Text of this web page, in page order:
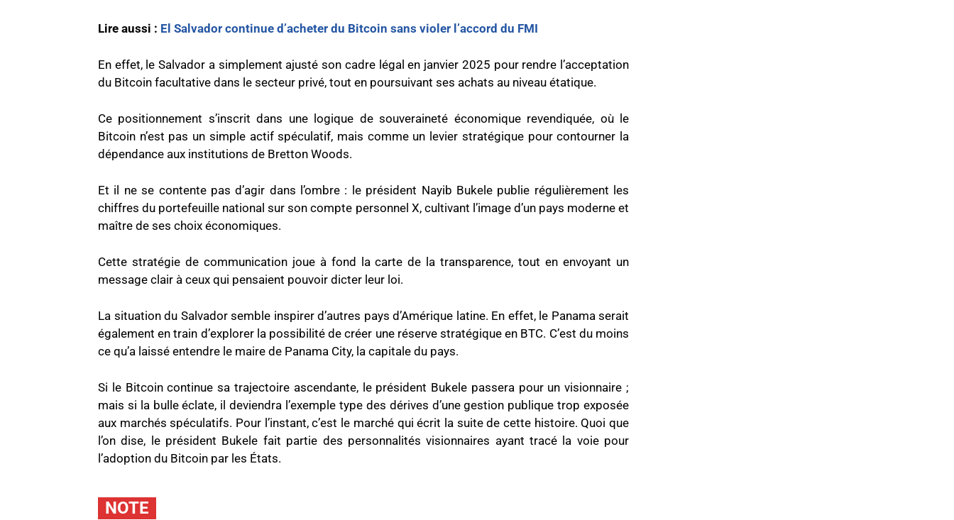
Lire aussi : El Salvador continue d’acheter du Bitcoin sans violer l’accord du FMI
En effet, le Salvador a simplement ajusté son cadre légal en janvier 2025 pour rendre l’acceptation
du Bitcoin facultative dans le secteur privé, tout en poursuivant ses achats au niveau étatique.
Ce positionnement s’inscrit dans une logique de souveraineté économique revendiquée, où le
Bitcoin n’est pas un simple actif spéculatif, mais comme un levier stratégique pour contourner la
dépendance aux institutions de Bretton Woods.
Et il ne se contente pas d’agir dans l’ombre : le président Nayib Bukele publie régulièrement les
chiffres du portefeuille national sur son compte personnel X, cultivant l’image d’un pays moderne et
maître de ses choix économiques.
Cette stratégie de communication joue à fond la carte de la transparence, tout en envoyant un
message clair à ceux qui pensaient pouvoir dicter leur loi.
La situation du Salvador semble inspirer d’autres pays d’Amérique latine. En effet, le Panama serait
également en train d’explorer la possibilité de créer une réserve stratégique en BTC. C’est du moins
ce qu’a laissé entendre le maire de Panama City, la capitale du pays.
Si le Bitcoin continue sa trajectoire ascendante, le président Bukele passera pour un visionnaire ;
mais si la bulle éclate, il deviendra l’exemple type des dérives d’une gestion publique trop exposée
aux marchés spéculatifs. Pour l’instant, c’est le marché qui écrit la suite de cette histoire. Quoi que
l’on dise, le président Bukele fait partie des personnalités visionnaires ayant tracé la voie pour
l’adoption du Bitcoin par les États.
NOTE